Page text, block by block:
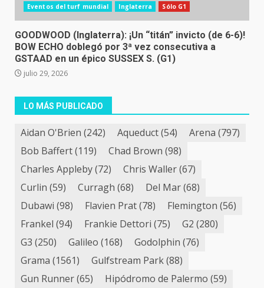
Eventos del turf mundial Inglaterra Sólo G1
GOODWOOD (Inglaterra): ¡Un “titán” invicto (de 6-6)!
BOW ECHO doblegó por 3ª vez consecutiva a
GSTAAD en un épico SUSSEX S. (G1)
julio 29, 2026
LO MÁS PUBLICADO
Aidan O'Brien (242) Aqueduct(54) Arena (797)
Bob Baffert(119) Chad Brown (98)
Charles Appleby(72) Chris Waller(67)
Curlin (59) Curragh (68) Del Mar(68)
Dubawi (98) Flavien Prat(78) Flemington (56)
Frankel (94) Frankie Dettori (75) G2 (280)
G3 (250) Galileo (168) Godolphin (76)
Grama (1561) Gulfstream Park(88)
Gun Runner(65) Hipódromo de Palermo (59)